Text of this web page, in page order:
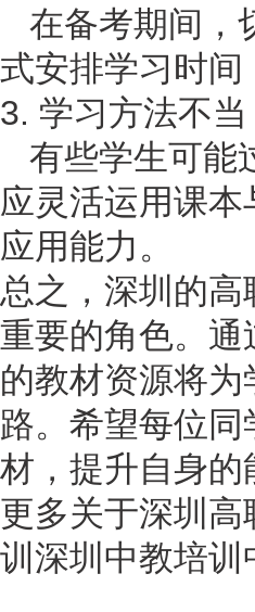
在备考期间，
式安排学习时
3. 学习方法不当
有些学生可能
应灵活运用课
应用能力。
总之，深圳的
重要的角色。
的教材资源将
路。希望每位
材，提升自身
更多关于深圳
训深圳中教培训